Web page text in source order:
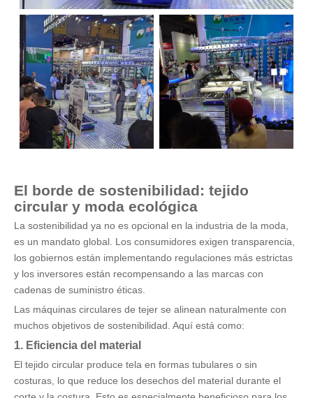
El borde de sostenibilidad: tejido
circular y moda ecológica
La sostenibilidad ya no es opcional en la industria de la moda,
es un mandato global. Los consumidores exigen transparencia,
los gobiernos están implementando regulaciones más estrictas
y los inversores están recompensando a las marcas con
cadenas de suministro éticas.
Las máquinas circulares de tejer se alinean naturalmente con
muchos objetivos de sostenibilidad. Aquí está como:
1. Eficiencia del material
El tejido circular produce tela en formas tubulares o sin
costuras, lo que reduce los desechos del material durante el